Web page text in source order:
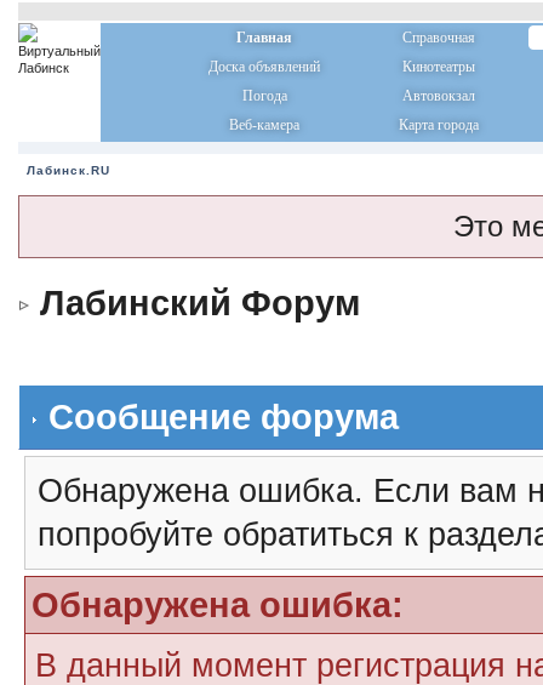
Главная
Справочная
Доска объявлений
Кинотеатры
Погода
Автовокзал
Веб-камера
Карта города
Лабинск.RU
Это
Лабинский Форум
Сообщение форума
Обнаружена ошибка. Если вам
попробуйте обратиться к
Обнаружена ошибка:
В данный момент регистрация